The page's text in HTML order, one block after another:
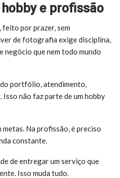
e profissão
por prazer, sem
de fotografia exige disciplina,
negócio que nem todo mundo
portfólio, atendimento,
não faz parte de um hobby
Na profissão, é preciso
constante.
de entregar um serviço que
Isso muda tudo.